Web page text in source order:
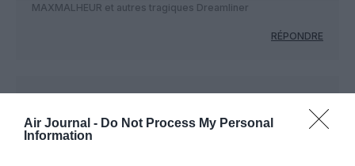
Air Journal - Do Not Process My Personal
Information
MAXMALHEUR et autres tragiques Dreamliner
RÉPONDRE
Les choix de Delta et United ne sont pas comparables, car
leurs flottes sont dans des situations différentes.